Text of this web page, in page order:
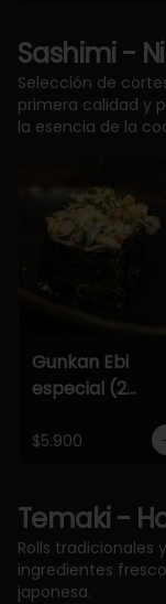
Sashimi -
Selección de
primera calidad y
la esencia de la
Gunkan Ebi
especial (2
$5.900
Temaki -
Rolls
ingredientes
japonesa.